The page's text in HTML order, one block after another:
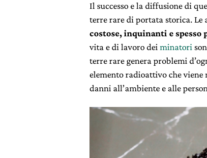
Il successo e la diffusione di
terre rare di portata storica.
costose, inquinanti e spesso
vita e di lavoro dei minatori
terre rare genera problemi
elemento radioattivo che viene
danni all’ambiente e alle